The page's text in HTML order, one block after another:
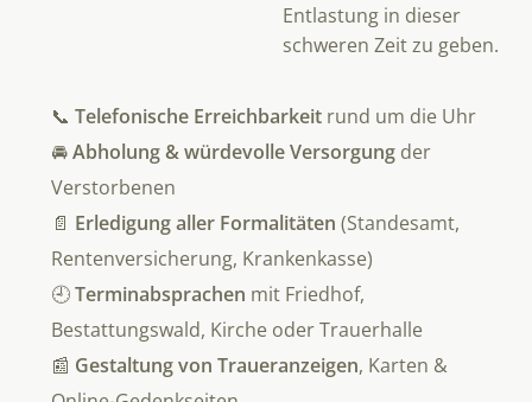
Entlastung in dieser
schweren Zeit zu geben.
📞 Telefonische Erreichbarkeitrund um die Uhr
🚘Abholung & würdevolle Versorgungder
Verstorbenen
📄 Erledigung aller Formalitäten (Standesamt,
Rentenversicherung, Krankenkasse)
🕘Terminabsprachen mit Friedhof,
Bestattungswald, Kirche oder Trauerhalle
📰 Gestaltung von Traueranzeigen, Karten &